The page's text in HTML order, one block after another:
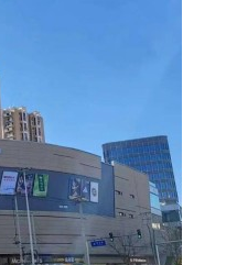
国内厂商在成本控制与产
企业正通过技术突破推动
用于研发强化、战略并购
域的技术领先地位。